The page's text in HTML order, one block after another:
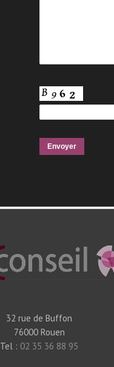
32 rue de Buffon
76000 Rouen
Tel : 02 35 36 88 95